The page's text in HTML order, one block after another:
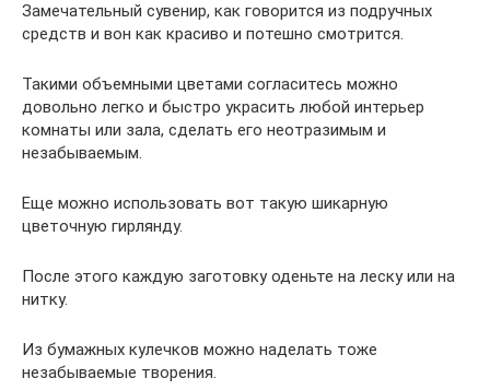
Замечательный сувенир, как говорится из подручных
средств и вон как красиво и потешно смотрится.
Такими объемными цветами согласитесь можно
довольно легко и быстро украсить любой интерьер
комнаты или зала, сделать его неотразимым и
незабываемым.
Еще можно использовать вот такую шикарную
цветочную гирлянду.
После этого каждую заготовку оденьте на леску или на
нитку.
Из бумажных кулечков можно наделать тоже
незабываемые творения.